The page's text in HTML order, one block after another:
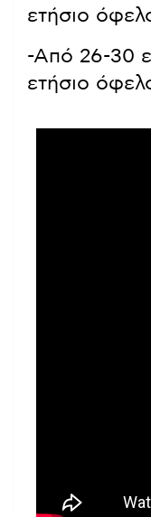
ετήσιο
-Από 26-30
ετήσιο